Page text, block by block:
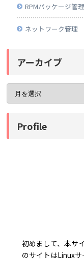
RPMパッケージ管
ネットワーク管理
アーカイブ
Profile
初めまして、本サ
のサイトはLinuxサ